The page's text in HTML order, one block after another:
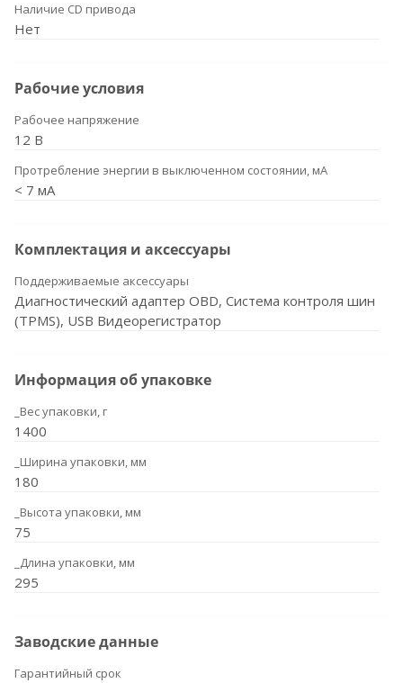
Наличие CD привода
Нет
Рабочие условия
Рабочее напряжение
12 В
Протребление энергии в выключенном состоянии, мА
< 7 мА
Комплектация и аксессуары
Поддерживаемые аксессуары
Диагностический адаптер OBD, Система контроля шин
(TPMS), USB Видеорегистратор
Информация об упаковке
_Вес упаковки, г
1400
_Ширина упаковки, мм
180
_Высота упаковки, мм
75
_Длина упаковки, мм
295
Заводские данные
Гарантийный срок